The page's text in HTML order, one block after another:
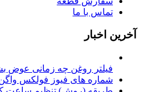
تماس با ما
آخرین اخبار
فیلتر روغن چه زمانی عوض
شماره های فیوز فولکس